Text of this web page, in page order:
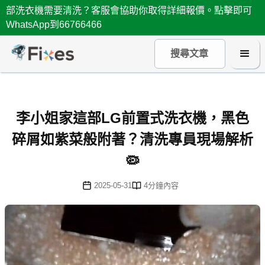
部洗衣機需要清洗？客服會協助你取得詳細報價。點擊即可
WhatsApp到66766466
李小姐家這部LG前置式洗衣機，黑色
碎屑如紫菜般附著？清洗專員現場解析
🦠
2025-05-31 4分鐘內容